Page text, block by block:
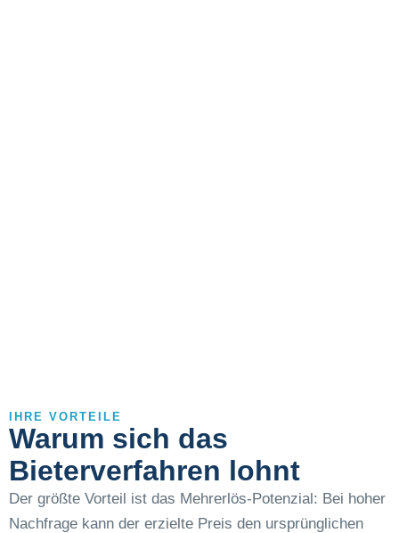
IHRE VORTEILE
Warum sich das
Bieterverfahren lohnt
Der größte Vorteil ist das Mehrerlös-Potenzial: Bei hoher
Nachfrage kann der erzielte Preis den ursprünglichen